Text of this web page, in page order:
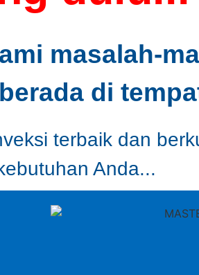
masalah-
di
terbaik dan
Anda...